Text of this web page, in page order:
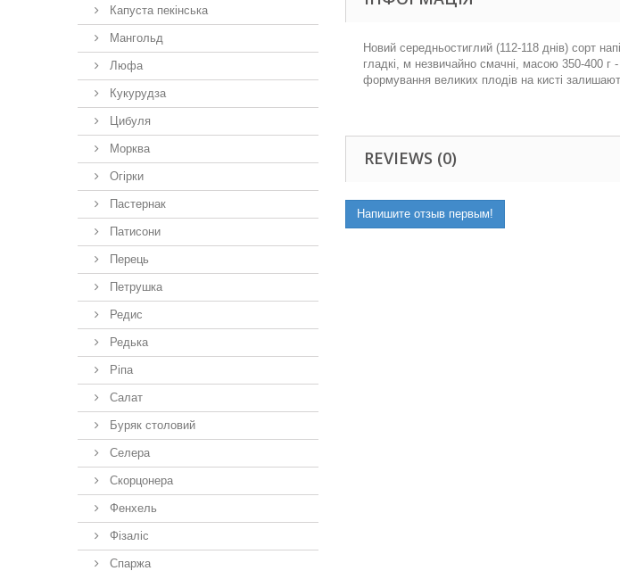
Капуста пекінська
Мангольд
Люфа
Кукурудза
Цибуля
Морква
Огірки
Пастернак
Патисони
Перець
Петрушка
Редис
Редька
Ріпа
Салат
Буряк столовий
Селера
Скорцонера
Фенхель
Фізаліс
Спаржа
Новий середньостиглий (112-118 днів) сорт
гладкі, м незвичайно смачні, масою 350-400
формування великих плодів на кисті
REVIEWS (0)
Напишите отзыв первым!